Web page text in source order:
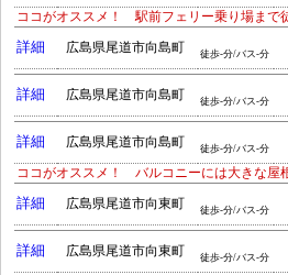
ココがオススメ！ 駅前フェリー乗り場まで
詳細 広島県尾道市向島町 徒歩-分/バス-分
詳細 広島県尾道市向島町 徒歩-分/バス-分
詳細 広島県尾道市向島町 徒歩-分/バス-分
ココがオススメ！ バルコニーには大きな屋
詳細 広島県尾道市向東町 徒歩-分/バス-分
詳細 広島県尾道市向東町 徒歩-分/バス-分